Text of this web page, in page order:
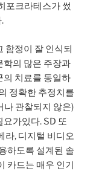
포크라테스가 썼
함정이 잘 인식되
학의 많은 주장과
의 치료를 동일하
정확한 추정치를
나 관찰되지 않은)
가있다. SD 또
라, 디지털 비디오
하도록 설계된 솔
카드는 매우 인기